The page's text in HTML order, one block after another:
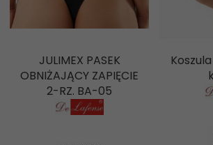
JULIMEX PASEK
OBNIŻAJĄCY ZAPIĘCIE
2-RZ. BA-05